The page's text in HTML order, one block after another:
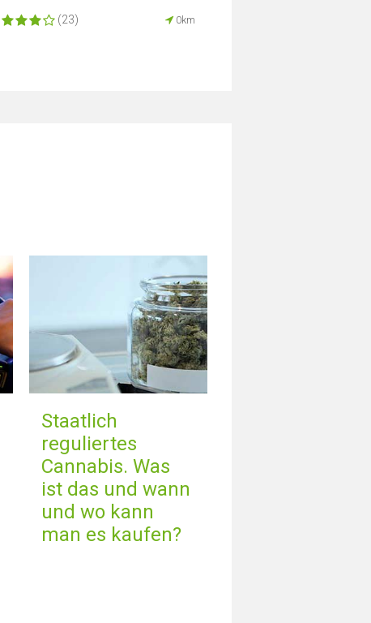
(23) 0km
Staatlich
reguliertes
Cannabis. Was
ist das und wann
und wo kann
man es kaufen?